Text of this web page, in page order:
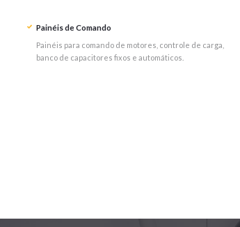
Painéis de Comando
Painéis para comando de motores, controle de carga,
banco de capacitores fixos e automáticos.